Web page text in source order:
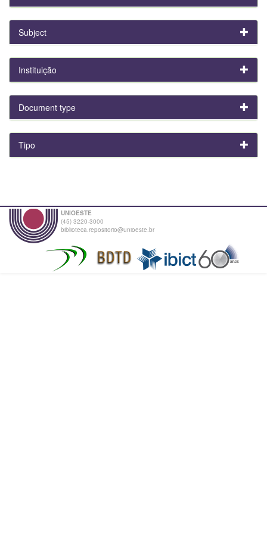
Subject
Instituição
Document type
Tipo
UNIOESTE
(45) 3220-3000
biblioteca.repositorio@unioeste.br